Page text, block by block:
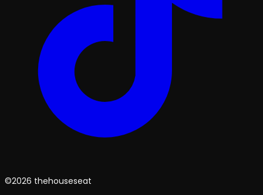
©2026 thehouseseat